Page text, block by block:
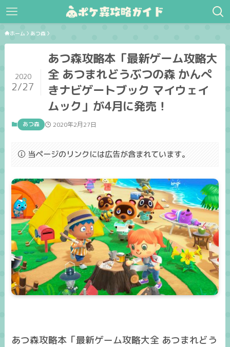
ホーム あつ森
あつ森攻略本「最新ゲーム攻略大
全 あつまれどうぶつの森 かんぺ
きナビゲートブック マイウェイ
ムック」が4月に発売！
2020
2/27
あつ森 2020年2月27日
当ページのリンクには広告が含まれています。
あつ森攻略本「最新ゲーム攻略大全 あつまれどう